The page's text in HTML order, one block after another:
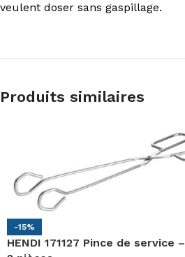
veulent doser sans gaspillage.
Produits similaires
-15%
HENDI 171127 Pince de service –